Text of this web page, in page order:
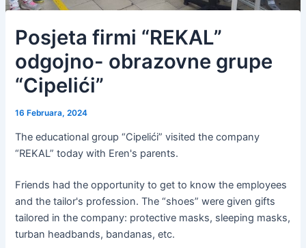
Posjeta firmi “REKAL”
odgojno- obrazovne grupe
“Cipelići”
16 Februara, 2024
The educational group “Cipelići” visited the company
“REKAL” today with Eren's parents.
Friends had the opportunity to get to know the employees
and the tailor's profession.The “shoes” were given gifts
tailored in the company: protective masks, sleeping masks,
turban headbands, bandanas, etc.